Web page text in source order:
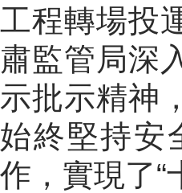
工程轉場投
肅監管局深
示批示精神
始終堅持安
作，實現了“